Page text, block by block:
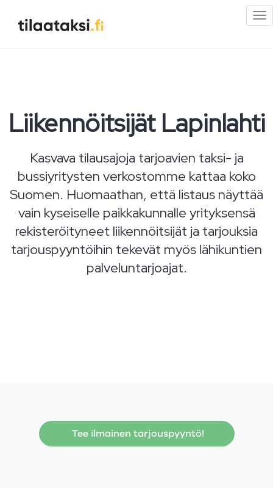
Liikennöitsijät Lapinlahti
Kasvava tilausajoja tarjoavien taksi- ja
bussiyritysten verkostomme kattaa koko
Suomen. Huomaathan, että listaus näyttää
vain kyseiselle paikkakunnalle yrityksensä
rekisteröityneet liikennöitsijät ja tarjouksia
tarjouspyyntöihin tekevät myös lähikuntien
palveluntarjoajat.
Tee ilmainen tarjouspyyntö!